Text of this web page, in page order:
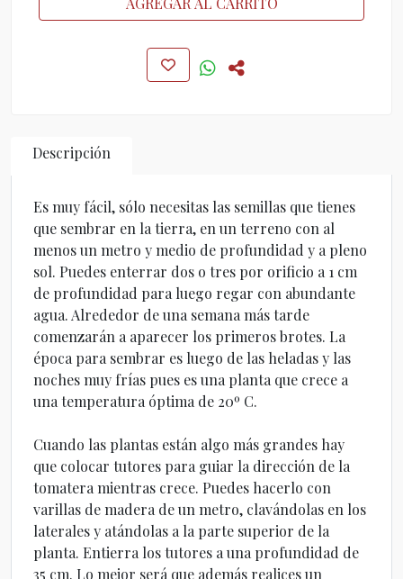
Descripción
Es muy fácil, sólo necesitas las semillas que tienes
que sembrar en la tierra, en un terreno con al
menos un metro y medio de profundidad y a pleno
sol. Puedes enterrar dos o tres por orificio a 1 cm
de profundidad para luego regar con abundante
agua. Alrededor de una semana más tarde
comenzarán a aparecer los primeros brotes. La
época para sembrar es luego de las heladas y las
noches muy frías pues es una planta que crece a
una temperatura óptima de 20º C.
Cuando las plantas están algo más grandes hay
que colocar tutores para guiar la dirección de la
tomatera mientras crece. Puedes hacerlo con
varillas de madera de un metro, clavándolas en los
laterales y atándolas a la parte superior de la
planta. Entierra los tutores a una profundidad de
35 cm. Lo mejor será que además realices un